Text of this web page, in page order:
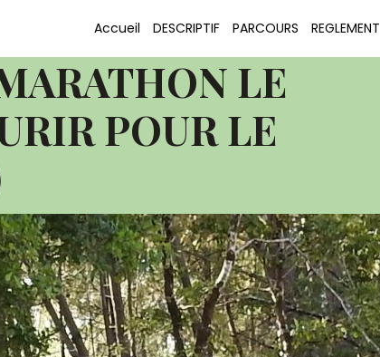
Accueil DESCRIPTIF PARCOURS REGLEMENT
COURIR POUR LE PLAISIR Le Porge Semi-marathon
POUR LE PLAISIR (8)
LE
POUR LE